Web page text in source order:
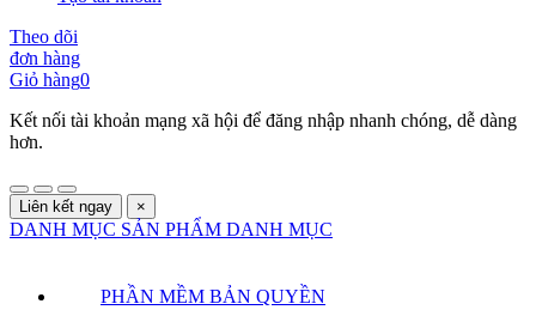
Theo dõi
đơn hàng
Giỏ hàng0
Kết nối tài khoản mạng xã hội để đăng nhập nhanh chóng, dễ dàng
hơn.
Liên kết ngay ×
DANH MỤC SẢN PHẨM DANH MỤC
PHẦN MỀM BẢN QUYỀN